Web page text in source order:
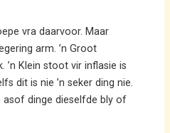
vra daarvoor. Maar
arm. ’n Groot
’n Klein stoot vir inflasie is
dit is nie ’n seker ding nie.
asof dinge dieselfde bly of